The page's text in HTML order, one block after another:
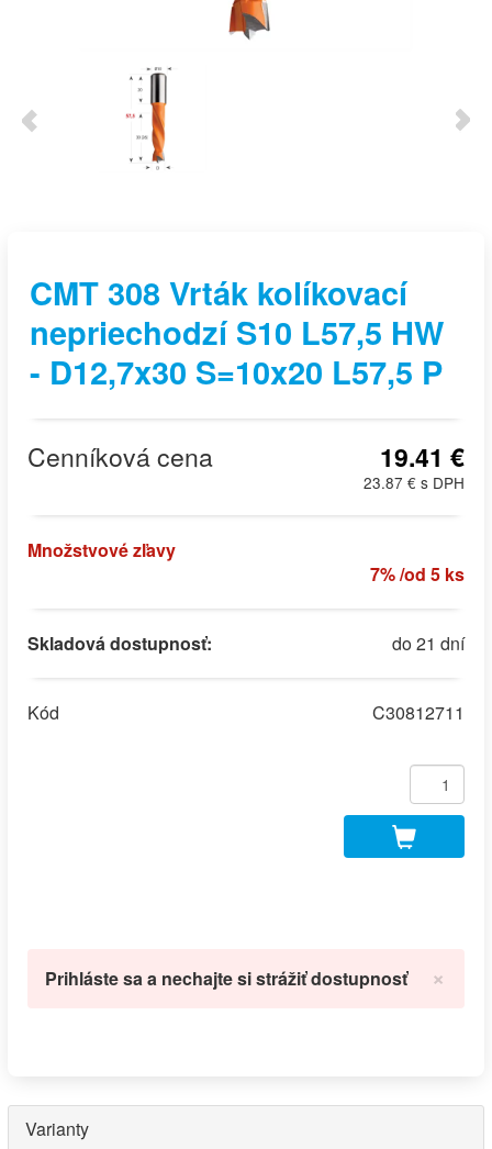
CMT 308 Vrták kolíkovací
nepriechodzí S10 L57,5 HW
- D12,7x30 S=10x20 L57,5 P
Cenníková cena 19.41 €
23.87 € s DPH
Množstvové zľavy
7% /od 5 ks
Skladová dostupnosť: do 21 dní
Kód C30812711
×
Prihláste sa a nechajte si strážiť dostupnosť
Varianty